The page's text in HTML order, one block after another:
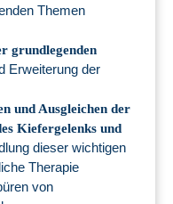
Themen
grundlegenden
Erweiterung der
und Ausgleichen der
Kiefergelenks und
dieser wichtigen
Therapie
von